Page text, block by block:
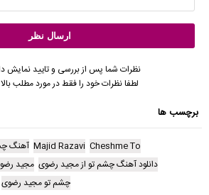
نظرات شما پس از بررسی و تایید نمایش
لطفا نظرات خود را فقط در مورد مطلب
برچسب ها
Cheshme To
Majid Razavi آهنگ
دانلود آهنگ چشم تو از مجید رضوی مجید
چشم تو مجید رضوی